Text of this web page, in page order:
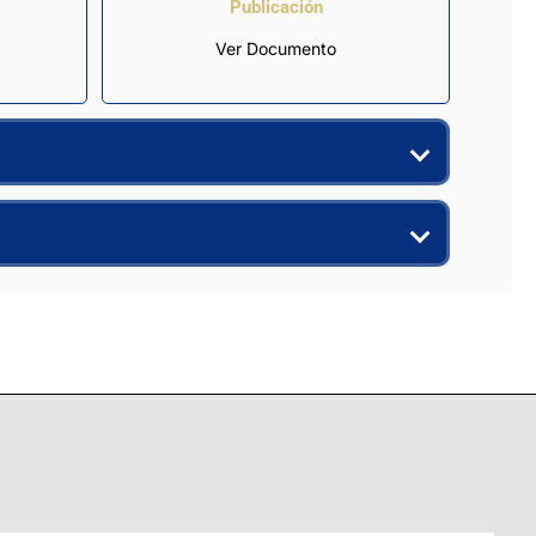
Publicación
Ver Documento